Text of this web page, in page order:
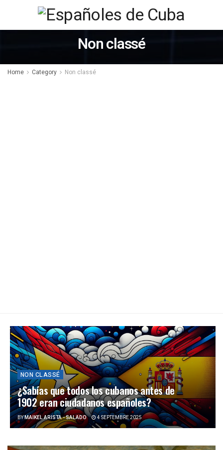
Non classé
Home Category Non classé
NON CLASSÉ
¿Sabías que todos los cubanos antes de
1902 eran ciudadanos españoles?
BYMAIKEL ARISTA - SALADO 4 SEPTEMBRE 2025